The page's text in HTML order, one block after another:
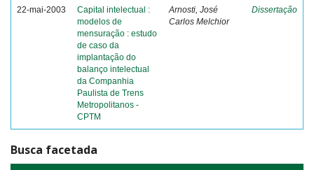
22-mai-2003
Capital intelectual :
modelos de
mensuração : estudo
de caso da
implantação do
balanço intelectual
da Companhia
Paulista de Trens
Metropolitanos -
CPTM
Arnosti, José
Carlos Melchior
Dissertação
Busca facetada